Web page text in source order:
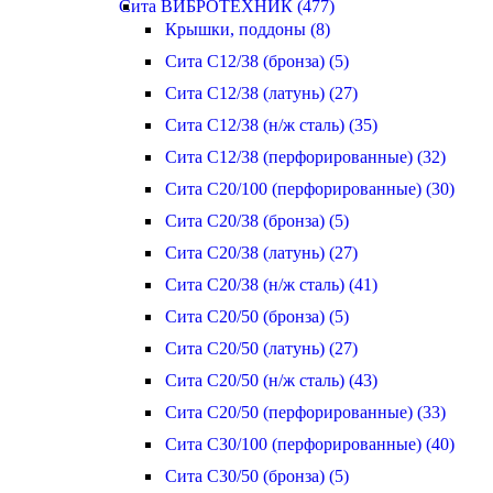
Сита ВИБРОТЕХНИК (477)
Крышки, поддоны (8)
Сита С12/38 (бронза) (5)
Сита С12/38 (латунь) (27)
Сита С12/38 (н/ж сталь) (35)
Сита С12/38 (перфорированные) (32)
Сита С20/100 (перфорированные) (30)
Сита С20/38 (бронза) (5)
Сита С20/38 (латунь) (27)
Сита С20/38 (н/ж сталь) (41)
Сита С20/50 (бронза) (5)
Сита С20/50 (латунь) (27)
Сита С20/50 (н/ж сталь) (43)
Сита С20/50 (перфорированные) (33)
Сита С30/100 (перфорированные) (40)
Сита С30/50 (бронза) (5)